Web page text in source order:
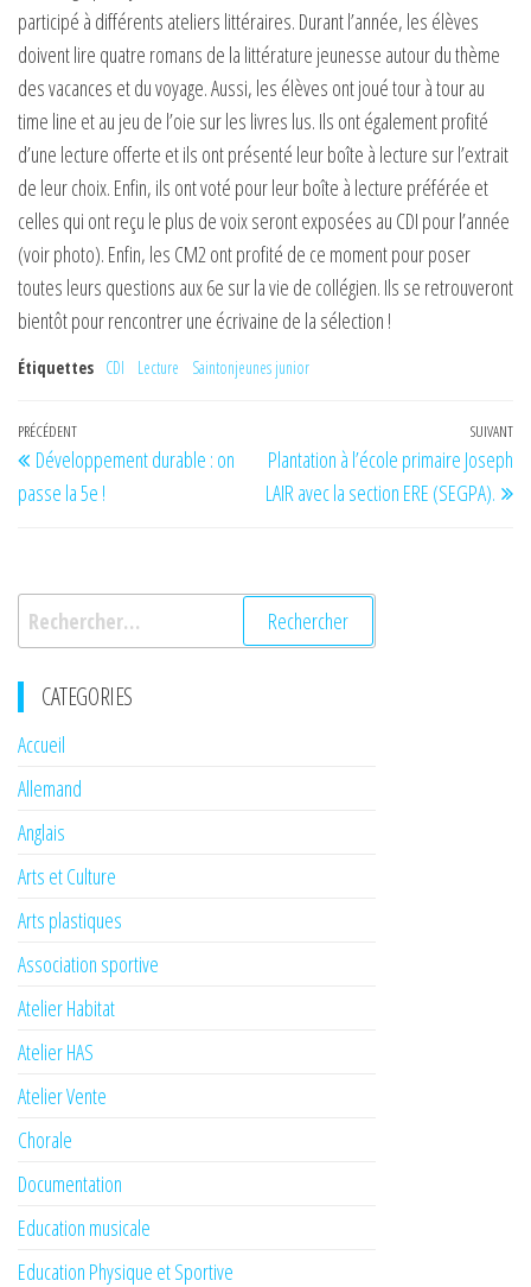
participé à différents ateliers littéraires. Durant l’année, les élèves
doivent lire quatre romans de la littérature jeunesse autour du thème
des vacances et du voyage. Aussi, les élèves ont joué tour à tour au
time line et au jeu de l’oie sur les livres lus. Ils ont également profité
d’une lecture offerte et ils ont présenté leur boîte à lecture sur l’extrait
de leur choix. Enfin, ils ont voté pour leur boîte à lecture préférée et
celles qui ont reçu le plus de voix seront exposées au CDI pour l’année
(voir photo). Enfin, les CM2 ont profité de ce moment pour poser
toutes leurs questions aux 6e sur la vie de collégien. Ils se retrouveront
bientôt pour rencontrer une écrivaine de la sélection !
Étiquettes CDI Lecture Saintonjeunes junior
Navigation
de
l’article
Article
précédent
PRÉCÉDENT
Développement durable : on
passe la 5e !
SUIVANT
Plantation à l’école primaire Joseph
LAIR avec la section ERE (SEGPA).
Rechercher :
CATEGORIES
Accueil
Allemand
Anglais
Arts et Culture
Arts plastiques
Association sportive
Atelier Habitat
Atelier HAS
Atelier Vente
Chorale
Documentation
Education musicale
Education Physique et Sportive